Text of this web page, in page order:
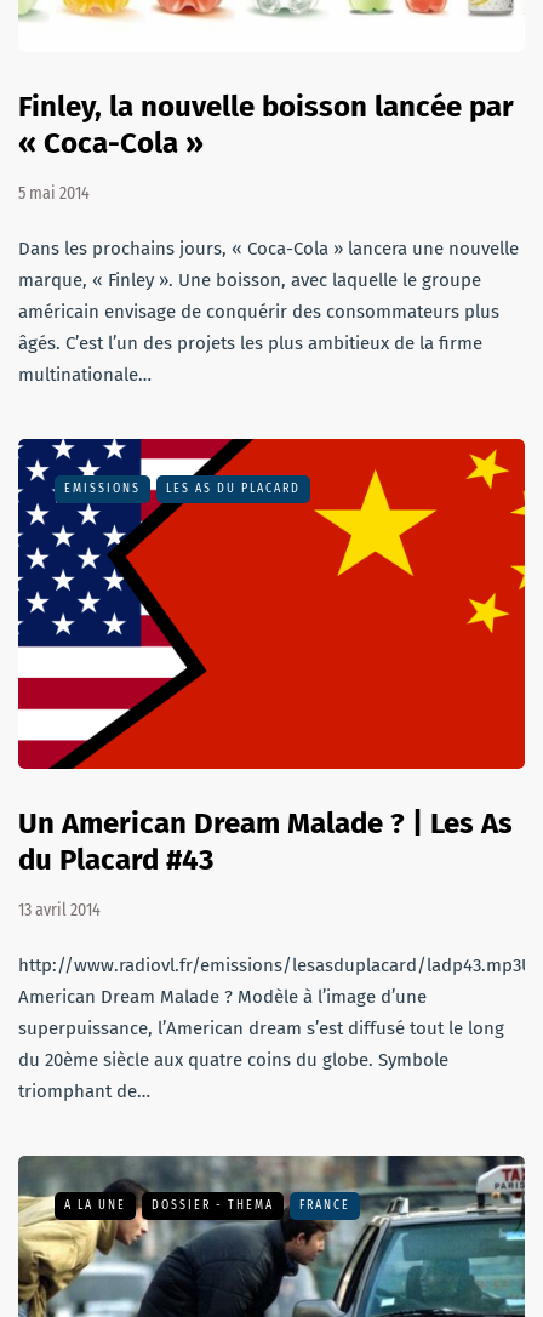
Finley, la nouvelle boisson lancée par
« Coca-Cola »
5 mai 2014
Dans les prochains jours, « Coca-Cola » lancera une nouvelle
marque, « Finley ». Une boisson, avec laquelle le groupe
américain envisage de conquérir des consommateurs plus
âgés. C’est l’un des projets les plus ambitieux de la firme
multinationale…
EMISSIONS LES AS DU PLACARD
Un American Dream Malade ? | Les As
du Placard #43
13 avril 2014
http://www.radiovl.fr/emissions/lesasduplacard/ladp43.mp3Un
American Dream Malade ? Modèle à l’image d’une
superpuissance, l’American dream s’est diffusé tout le long
du 20ème siècle aux quatre coins du globe. Symbole
triomphant de…
A LA UNE DOSSIER - THEMA FRANCE